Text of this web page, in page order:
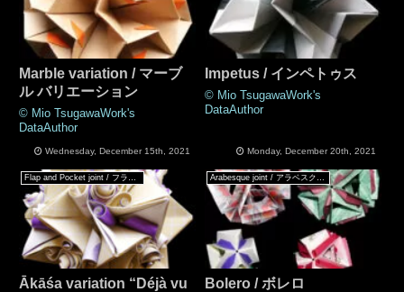
Marble variation / マーブ
ル バリエーション
© Mio TsugawaWork's
DataAuthor
Wednesday, December 15th, 2021
Impetus / インペトゥス
© Mio TsugawaWork's
DataAuthor
Monday, December 20th, 2021
Flap and Pocket joint / フラップ & ポケットジョイント
Ākāśa variation “Déjà vu
Arabesque joint / アラベスクジョイント
Bolero / ボレロ